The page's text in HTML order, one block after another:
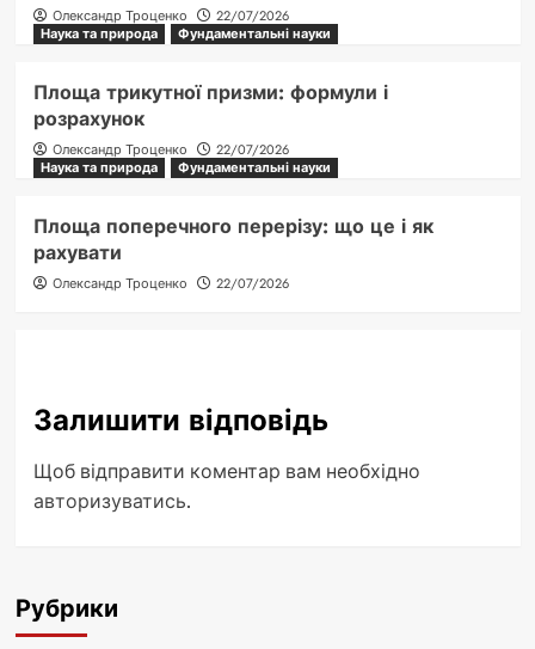
Олександр Троценко
22/07/2026
Наука та природа
Фундаментальні науки
Площа трикутної призми: формули і
розрахунок
Олександр Троценко
22/07/2026
Наука та природа
Фундаментальні науки
Площа поперечного перерізу: що це і як
рахувати
Олександр Троценко 22/07/2026
Залишити відповідь
Щоб відправити коментар вам необхідно
авторизуватись.
Рубрики